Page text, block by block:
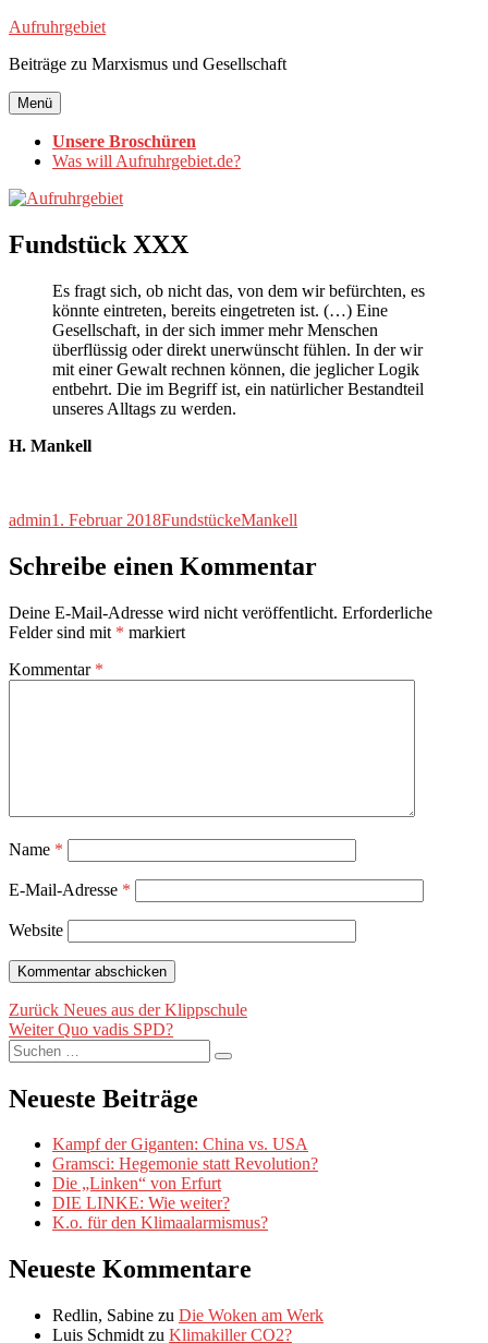
Zum
springen
Aufruhrgebiet
Beiträge zu Marxismus und Gesellschaft
Menü
Unsere Broschüren
Was will Aufruhrgebiet.de?
Fundstück XXX
Es fragt sich, ob nicht das, von dem wir befürchten, es
könnte eintreten, bereits eingetreten ist. (…) Eine
Gesellschaft, in der sich immer mehr Menschen
überflüssig oder direkt unerwünscht fühlen. In der wir
mit einer Gewalt rechnen können, die jeglicher Logik
entbehrt. Die im Begriff ist, ein natürlicher Bestandteil
unseres Alltags zu werden.
H. Mankell
Autor
adminVeröffentlicht
1. Februar 2018Kategorien
FundstückeSchlagwörter
Mankell
Schreibe einen Kommentar
Deine E-Mail-Adresse wird nicht veröffentlicht. Erforderliche
Felder sind mit * markiert
Kommentar *
Name *
E-Mail-Adresse *
Website
Beitragsnavigation
Zurück Vorheriger
Beitrag:
Neues aus der Klippschule
Weiter Nächster
Beitrag:
Quo vadis SPD?
Suche
nach:
Suchen
Neueste Beiträge
Kampf der Giganten: China vs. USA
Gramsci: Hegemonie statt Revolution?
Die „Linken“ von Erfurt
DIE LINKE: Wie weiter?
K.o. für den Klimaalarmismus?
Neueste Kommentare
Redlin, Sabine zu Die Woken am Werk
Luis Schmidt zu Klimakiller CO2?